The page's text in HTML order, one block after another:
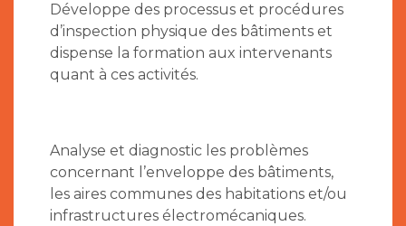
Développe des processus et procédures
d’inspection physique des bâtiments et
dispense la formation aux intervenants
quant à ces activités.
Analyse et diagnostic les problèmes
concernant l’enveloppe des bâtiments,
les aires communes des habitations et/ou
infrastructures électromécaniques.